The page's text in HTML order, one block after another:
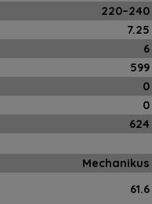
220–240
7.25
6
599
0
0
624
Mechanikus
61.6